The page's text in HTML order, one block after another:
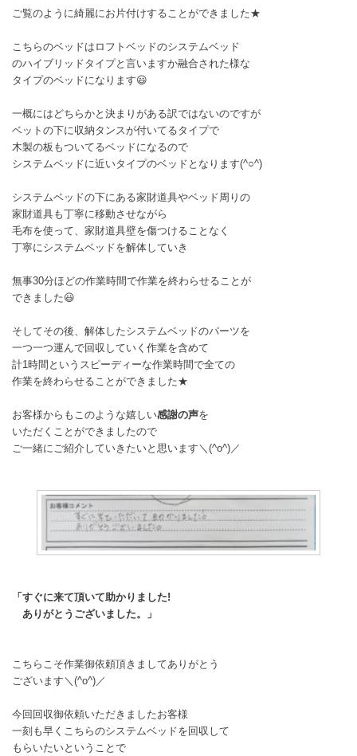
ご覧のように綺麗にお片付けすることができました★
こちらのベッドはロフトベッドのシステムベッド
のハイブリッドタイプと言いますか融合された様な
タイプのベッドになります😃
一概にはどちらかと決まりがある訳ではないのですが
ベットの下に収納タンスが付いてるタイプで
木製の板もついてるベッドになるので
システムベッドに近いタイプのベッドとなります(^○^)
システムベッドの下にある家財道具やベッド周りの
家財道具も丁寧に移動させながら
毛布を使って、家財道具壁を傷つけることなく
丁寧にシステムベッドを解体していき
無事30分ほどの作業時間で作業を終わらせることが
できました😃
そしてその後、解体したシステムベッドのパーツを
一つ一つ運んで回収していく作業を含めて
計1時間というスピーディーな作業時間で全ての
作業を終わらせることができました★
お客様からもこのような嬉しい感謝の声を
いただくことができましたので
ご一緒にご紹介していきたいと思います＼(^o^)／
「すぐに来て頂いて助かりました!
ありがとうございました。」
こちらこそ作業御依頼頂きましてありがとう
ございます＼(^o^)／
今回回収御依頼いただきましたお客様
一刻も早くこちらのシステムベッドを回収して
もらいたいということで